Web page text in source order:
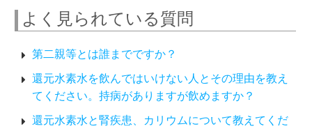
よく見られている質問
第二親等とは誰までですか？
還元水素水を飲んではいけない人とその理由を教え
てください。持病がありますが飲めますか？
還元水素水と腎疾患、カリウムについて教えてくだ